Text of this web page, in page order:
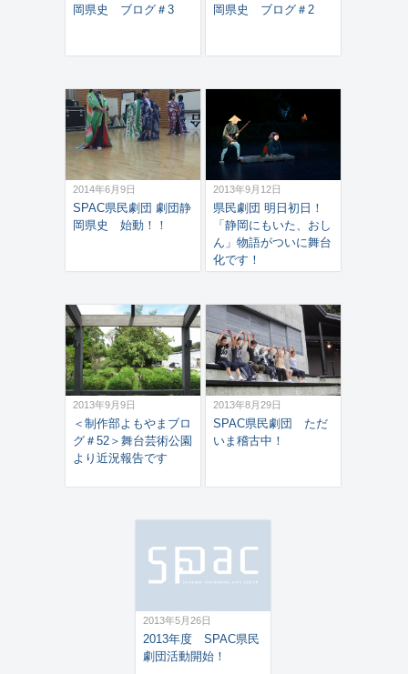
岡県史 ブログ＃3
岡県史 ブログ＃2
2014年6月9日
SPAC県民劇団 劇団静
岡県史 始動！！
2013年9月12日
県民劇団 明日初日！
「静岡にもいた、おし
ん」物語がついに舞台
化です！
2013年9月9日
＜制作部よもやまブロ
グ＃52＞舞台芸術公園
より近況報告です
2013年8月29日
SPAC県民劇団 ただ
いま稽古中！
2013年5月26日
2013年度 SPAC県民
劇団活動開始！